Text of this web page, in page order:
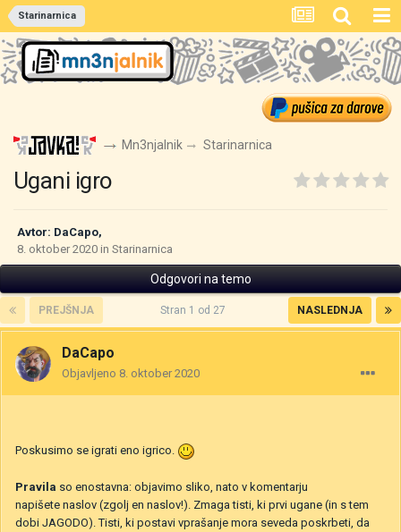
Starinarnica
Mn3njalnik Starinarnica
Ugani igro
Avtor: DaCapo,
8. oktober 2020 in Starinarnica
Odgovori na temo
PREJŠNJA NASLEDNJA
Stran 1 od 27
DaCapo
Objavljeno 8. oktober 2020
Poskusimo se igrati eno igrico.
Pravila so enostavna: objavimo sliko, nato v komentarju
napišete naslov (zgolj en naslov!). Zmaga tisti, ki prvi ugane (in s tem
dobi JAGODO). Tisti, ki postavi vprašanje mora seveda poskrbeti, da